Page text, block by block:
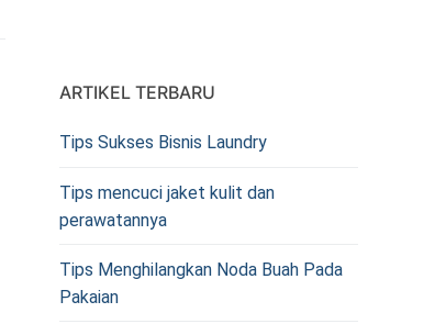
ARTIKEL TERBARU
Tips Sukses Bisnis Laundry
Tips mencuci jaket kulit dan
perawatannya
Tips Menghilangkan Noda Buah Pada
Pakaian